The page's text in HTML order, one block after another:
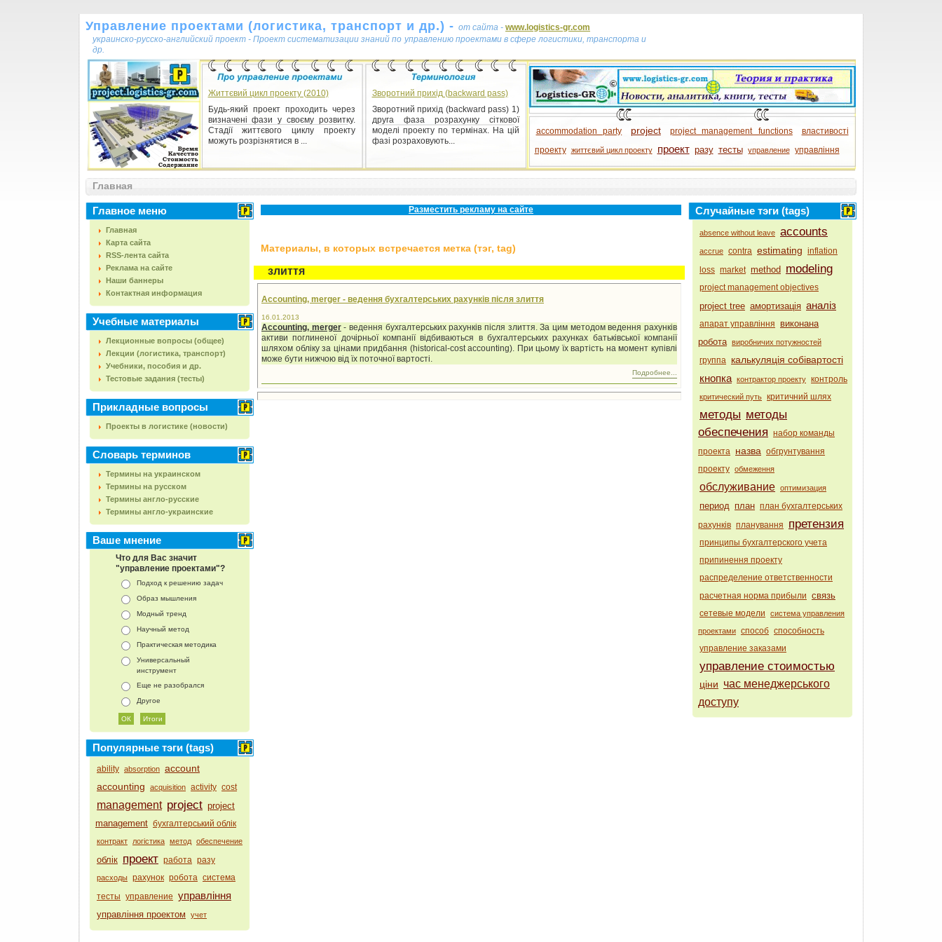
Управление проектами (логистика, транспорт и др.) - от сайта - www.logistics-gr.com
украинско-русско-английский проект - Проект систематизации знаний по управлению проектами в сфере логистики, транспорта и
др.
Життєвий цикл проекту (2010)
Будь-який проект проходить через
визначені фази у своєму розвитку.
Стадії життєвого циклу проекту
можуть розрізнятися в ...
Зворотний прихід (backward pass)
Зворотний прихід (backward pass) 1)
друга фаза розрахунку сіткової
моделі проекту по термінах. На цій
фазі розраховують...
accommodation party project project management functions
властивості
проекту
життєвий цикл проекту проект разу тесты управление управління
Главная
Главное меню
Главная
Карта сайта
RSS-лента сайта
Реклама на сайте
Наши баннеры
Контактная информация
Учебные материалы
Лекционные вопросы (общее)
Лекции (логистика, транспорт)
Учебники, пособия и др.
Тестовые задания (тесты)
Прикладные вопросы
Проекты в логистике (новости)
Словарь терминов
Термины на украинском
Термины на русском
Термины англо-русские
Термины англо-украинские
Ваше мнение
Что для Вас значит
"управление проектами"?
Подход к решению задач
Образ мышления
Модный тренд
Научный метод
Практическая методика
Универсальный
инструмент
Еще не разобрался
Другое
Популярные тэги (tags)
ability absorption account
accounting
acquisition activity cost
management project project
management бухгалтерський облік
контракт логістика метод обеспечение
облік проект работа разу
расходы рахунок робота система
тесты управление управління
управління проектом учет
Разместить рекламу на сайте
Материалы, в которых встречается метка (тэг, tag)
злиття
Accounting, merger - ведення бухгалтерських рахунків після злиття
16.01.2013
Accounting, merger - ведення бухгалтерських рахунків після злиття. За цим методом ведення рахунків
активи поглиненої дочірньої компанії відбиваються в бухгалтерських рахунках батьківської компанії
шляхом обліку за цінами придбання (historical-cost accounting). При цьому їх вартість на момент купівлі
може бути нижчою від їх поточної вартості.
Подробнее...
Случайные тэги (tags)
absence without leave accounts
accrue contra estimating inflation
loss market method modeling
project management objectives
project tree амортизація аналіз
апарат управління
виконана
робота виробничих потужностей
группа калькуляція собівартості
кнопка контрактор проекту контроль
критический путь критичний шлях
методы методы
обеспечения набор команды
проекта назва обгрунтування
проекту обмеження
обслуживание оптимизация
период план план бухгалтерських
рахунків планування претензия
принципы бухгалтерского учета
припинення проекту
распределение ответственности
расчетная норма прибыли связь
сетевые модели система управления
проектами способ способность
управление заказами
управление стоимостью
ціни час менеджерського
доступу